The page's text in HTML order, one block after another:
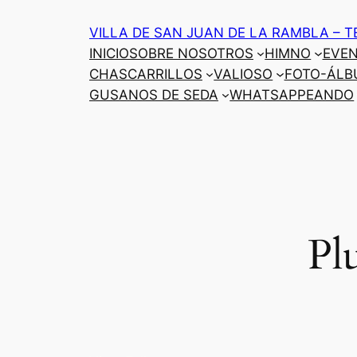
VILLA DE SAN JUAN DE LA RAMBLA –
INICIOSOBRE NOSOTROS HIMNO
CHASCARRILLOS
VALIOSO FOTO-
GUSANOS DE SEDA
WHATSAPPEANDO